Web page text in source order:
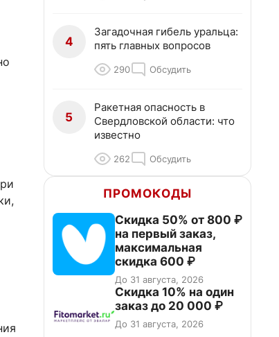
4
Загадочная гибель уральца:
пять главных вопросов
290 Обсудить
5
Ракетная опасность в
Свердловской области: что
известно
262 Обсудить
ПРОМОКОДЫ
Скидка 50% от 800 ₽
на первый заказ,
максимальная
скидка 600 ₽
До 31 августа, 2026
Скидка 10% на один
заказ до 20 000 ₽
До 31 августа, 2026